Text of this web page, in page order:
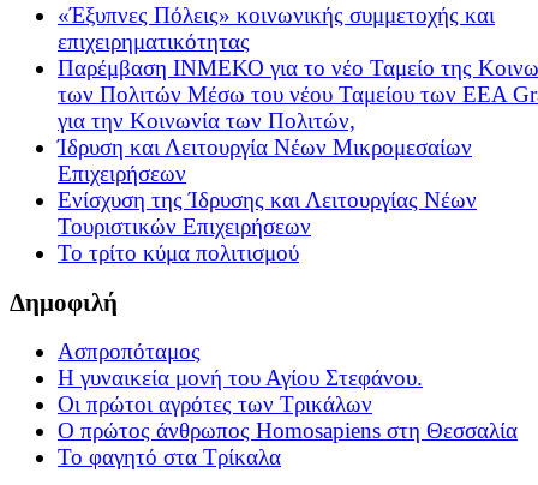
«Έξυπνες Πόλεις» κοινωνικής συμμετοχής και
επιχειρηματικότητας
Παρέμβαση ΙΝΜΕΚΟ για το νέο Ταμείο της
των Πολιτών Μέσω του νέου Ταμείου των ΕΕΑ
για την Κοινωνία των Πολιτών,
Ίδρυση και Λειτουργία Νέων Μικρομεσαίων
Επιχειρήσεων
Ενίσχυση της Ίδρυσης και Λειτουργίας Νέων
Τουριστικών Επιχειρήσεων
Το τρίτο κύμα πολιτισμού
Δημοφιλή
Ασπροπόταμος
Η γυναικεία μονή του Αγίου Στεφάνου.
Οι πρώτοι αγρότες των Τρικάλων
Ο πρώτος άνθρωπος Homosapiens στη Θεσσαλία
Το φαγητό στα Τρίκαλα